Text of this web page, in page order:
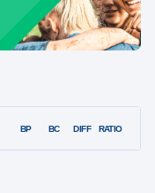
BP BC DIFF RATIO